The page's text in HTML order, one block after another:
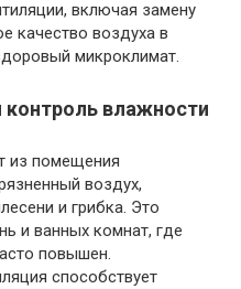
включая замену
качество воздуха в
микроклимат.
влажности
из помещения
воздух,
и грибка. Это
и ванных комнат, где
повышен.
способствует